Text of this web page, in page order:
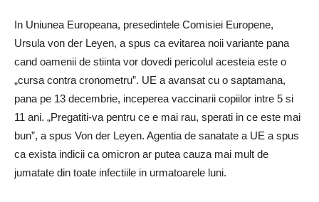
In Uniunea Europeana, presedintele Comisiei Europene,
Ursula von der Leyen, a spus ca evitarea noii variante pana
cand oamenii de stiinta vor dovedi pericolul acesteia este o
„cursa contra cronometru”. UE a avansat cu o saptamana,
pana pe 13 decembrie, inceperea vaccinarii copiilor intre 5 si
11 ani. „Pregatiti-va pentru ce e mai rau, sperati in ce este mai
bun”, a spus Von der Leyen. Agentia de sanatate a UE a spus
ca exista indicii ca omicron ar putea cauza mai mult de
jumatate din toate infectiile in urmatoarele luni.